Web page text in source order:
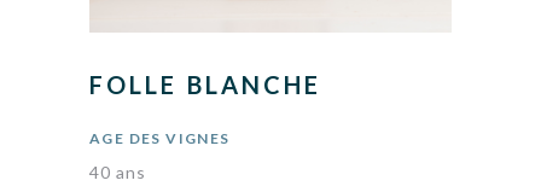
FOLLE BLANCHE
AGE DES VIGNES
40 ans